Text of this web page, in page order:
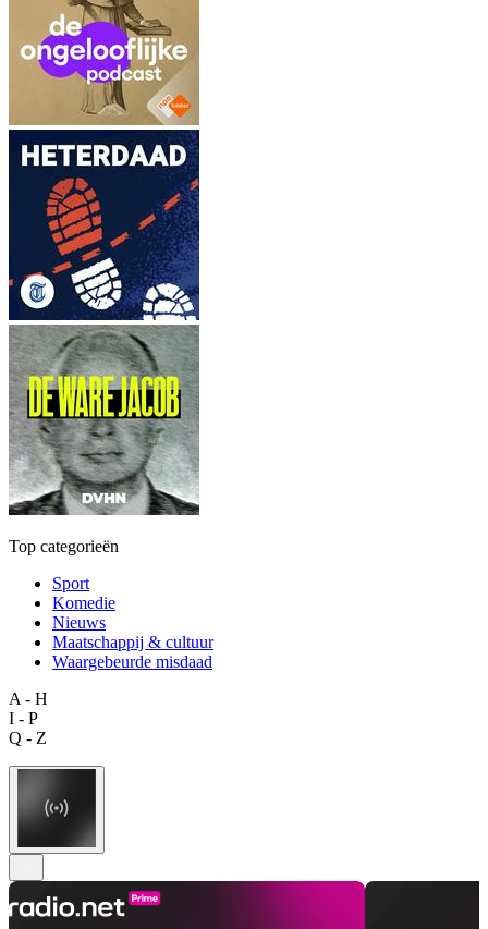
Top categorieën
Sport
Komedie
Nieuws
Maatschappij & cultuur
Waargebeurde misdaad
A - H
I - P
Q - Z